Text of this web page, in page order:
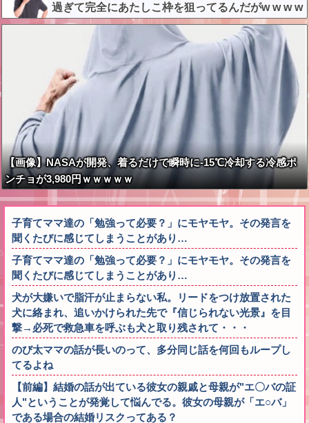
過ぎて完全にあたしこ枠を狙ってるんだがw w w w
w w w w w w w w
【画像】NASAが開発、着るだけで瞬時に-15℃冷却する冷感ポ
ンチョが3,980円ｗｗｗｗｗ
子育てママ達の「勉強って必要？」にモヤモヤ。その発言を
聞くたびに感じてしまうことがあり…
子育てママ達の「勉強って必要？」にモヤモヤ。その発言を
聞くたびに感じてしまうことがあり…
犬が大嫌いで脂汗が止まらない私。リードをつけ放置された
犬に絡まれ、追いかけられた先で『信じられない光景』を目
撃→必死で救急車を呼ぶも犬と取り残されて・・・
のび太ママの話が長いのって、多分同じ話を何回もループし
てるよね
【前編】結婚の話が出ている彼女の親戚と母親が"エ〇バの証
人"ということが発覚して悩んでる。彼女の母親が「エ○バ」
である場合の結婚リスクってある？